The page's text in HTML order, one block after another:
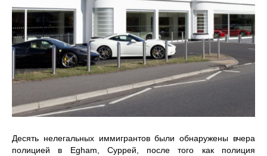
Десять нелегальных иммигрантов были обнаружены вчера
полицией в Egham, Суррей, после того как полиция